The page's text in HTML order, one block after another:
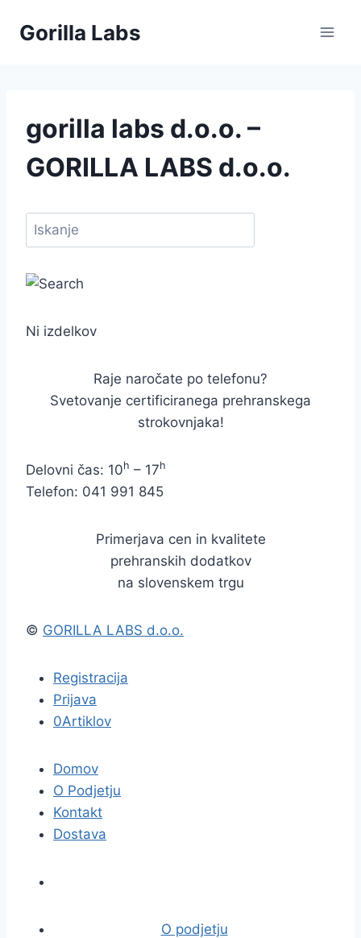
Gorilla Labs
gorilla labs d.o.o. –
GORILLA LABS d.o.o.
Ni izdelkov
Raje naročate po telefonu?
Svetovanje certificiranega prehranskega
strokovnjaka!
Delovni čas: 10h – 17h
Telefon: 041 991 845
Primerjava cen in kvalitete
prehranskih dodatkov
na slovenskem trgu
© GORILLA LABS d.o.o.
Registracija
Prijava
0Artiklov
Domov
O Podjetju
Kontakt
Dostava
O podjetju